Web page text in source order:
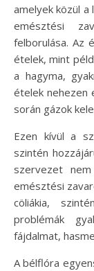
amelyek közül
emésztési
felborulása. Az
ételek, mint
a hagyma,
ételek nehezen
során gázok
Ezen kívül a
szintén
szervezet
emésztési
cöliákia,
problémák
fájdalmat,
A bélflóra